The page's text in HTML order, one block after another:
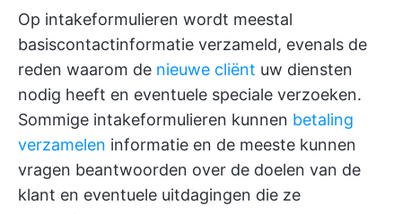
Op intakeformulieren wordt meestal
basiscontactinformatie verzameld, evenals de
reden waarom de nieuwe cliënt uw diensten
nodig heeft en eventuele speciale verzoeken.
Sommige intakeformulieren kunnen betaling
verzamelen informatie en de meeste kunnen
vragen beantwoorden over de doelen van de
klant en eventuele uitdagingen die ze